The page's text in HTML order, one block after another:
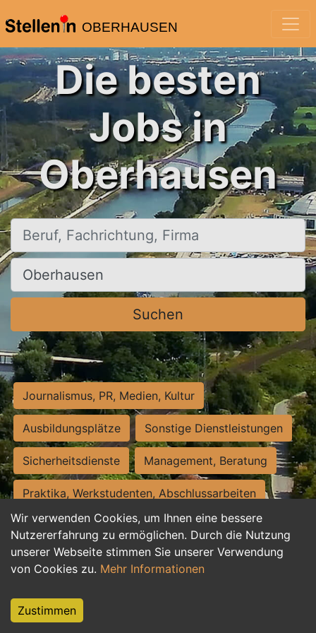
OBERHAUSEN
Wir verwenden Cookies, um Ihnen eine bessere
Nutzererfahrung zu ermöglichen. Durch die Nutzung
unserer Webseite stimmen Sie unserer Verwendung
von Cookies zu. Mehr Informationen
Zustimmen
Die besten
Jobs in
Oberhausen
Beruf, Fachrichtung, Firma
Ort, Stadt
Suchen
Journalismus, PR, Medien, Kultur
Ausbildungsplätze Sonstige Dienstleistungen
Sicherheitsdienste Management, Beratung
Praktika, Werkstudenten, Abschlussarbeiten
Personalwesen Assistenz, Sekretariat
Hilfskräfte, Aushilfs- und Nebenjobs
Weiterbildung, Studium, duale Ausbildung